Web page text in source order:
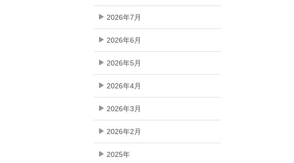
2026年7月
2026年6月
2026年5月
2026年4月
2026年3月
2026年2月
2025年